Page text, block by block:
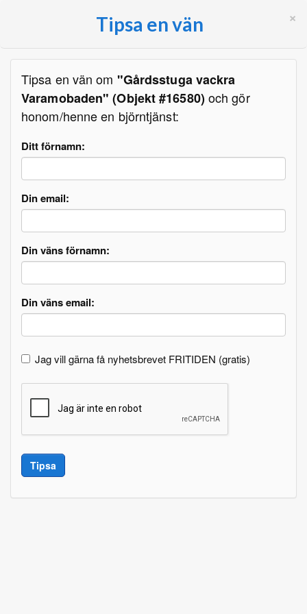
×
Tipsa en vän
Tipsa en vän om "Gårdsstuga vackra
Varamobaden" (Objekt #16580)och gör
honom/henne en björntjänst:
Ditt förnamn:
Din email:
Din väns förnamn:
Din väns email:
Jag vill gärna få nyhetsbrevet FRITIDEN (gratis)
Tipsa